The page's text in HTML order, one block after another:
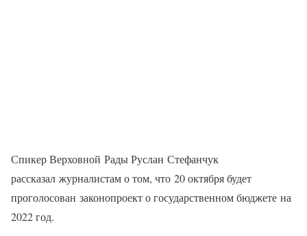
Спикер Верховной Рады Руслан Стефанчук
рассказал журналистам о том, что 20 октября будет
проголосован законопроект о государственном бюджете на
2022 год.